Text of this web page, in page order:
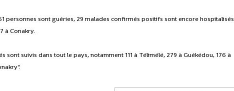
personnes sont guéries, 29 malades confirmés positifs sont encore hospitalisés
à Conakry.
suivis dans tout le pays, notamment 111 à Télimélé, 279 à Guékédou, 176 à